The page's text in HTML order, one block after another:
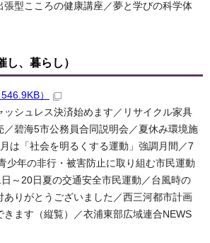
張型こころの健康講座／夢と学びの科学体
、暮らし）
）
シュレス決済始めます／リサイクル家具
／碧海5市公務員合同説明会／夏休み環境施
は「社会を明るくする運動」強調月間／7
少年の非行・被害防止に取り組む市民運動
日～20日夏の交通安全市民運動／台風時の
ありがとうございました／西三河都市計画
きます（縦覧）／衣浦東部広域連合NEWS